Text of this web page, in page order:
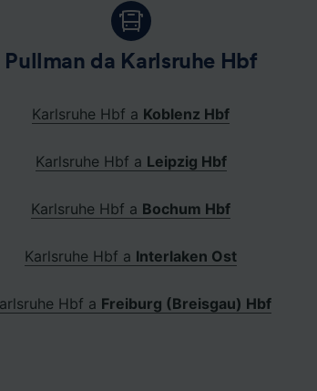
Pullman da Karlsruhe Hbf
Karlsruhe Hbf a Koblenz Hbf
Karlsruhe Hbf a Leipzig Hbf
Karlsruhe Hbf a Bochum Hbf
Karlsruhe Hbf a Interlaken Ost
Hbf a Freiburg (Breisgau) Hbf